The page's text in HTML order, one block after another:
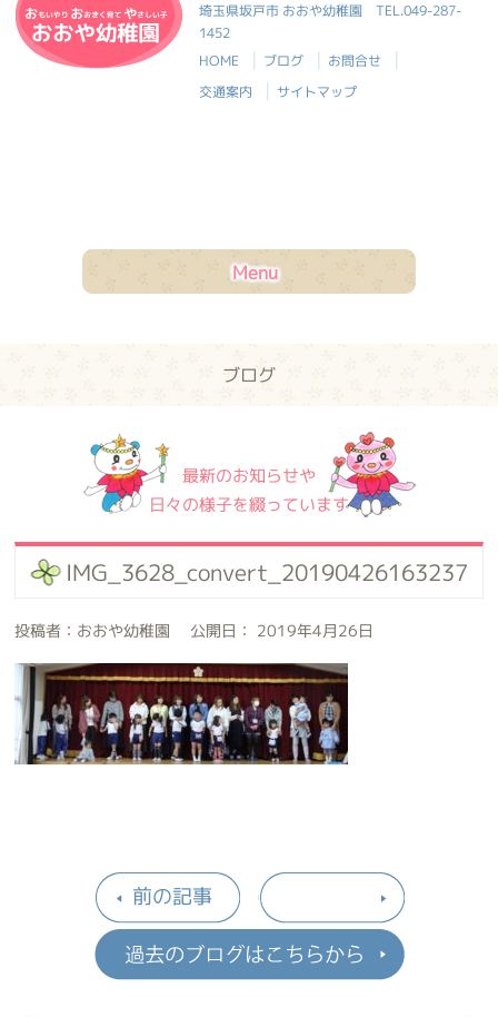
おおや幼稚園
埼玉県坂戸市 おおや幼稚園TEL.049-287-
1452
HOME | ブログ | お問合せ |
交通案内 | サイトマップ
Menu
ブログ
最新のお知らせや
日々の様子を綴っています
IMG_3628_convert_20190426163237
投稿者：おおや幼稚園 公開日： 2019年4月26日
前の記事